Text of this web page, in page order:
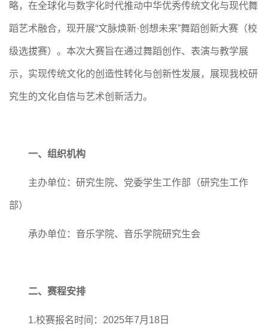
略，在全球化与数字化时代推动中华优秀传统文化与现代舞
蹈艺术融合，现开展“文脉焕新·创想未来”舞蹈创新大赛（校
级选拔赛）。本次大赛旨在通过舞蹈创作、表演与教学展
示，实现传统文化的创造性转化与创新性发展，展现我校研
究生的文化自信与艺术创新活力。
一、 组织机构
主办单位：研究生院、党委学生工作部（研究生工作
部）
承办单位：音乐学院、音乐学院研究生会
二、 赛程安排
1.校赛报名时间： 2025年7月18日